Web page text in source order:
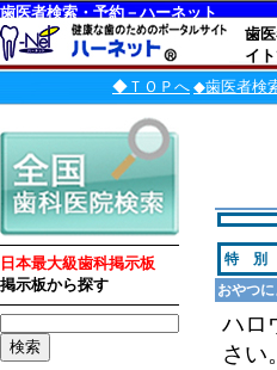
歯医者検索・予約－ハーネット
歯
イト
◆ＴＯＰへ ◆歯医者検
日本最大級歯科掲示板
掲示板から探す
特 別
おやつ
ハロ
さい